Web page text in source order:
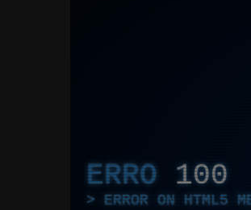
ERRO 100
ERROR ON HTML5